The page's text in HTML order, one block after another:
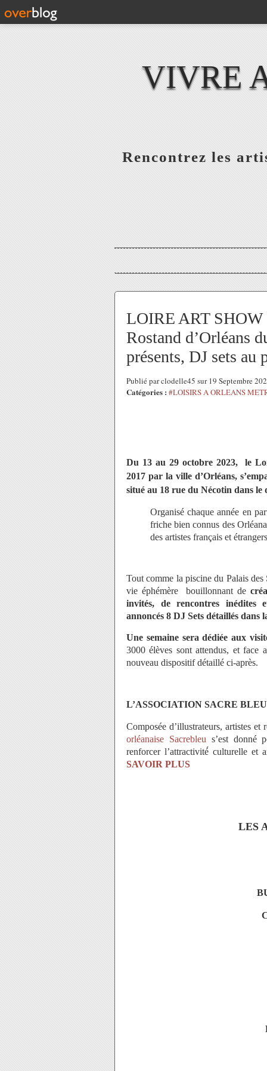
VIVRE
Rencontrez les
LOIRE ART SHOW
Rostand d’Orléans
présents, DJ sets au
Publié par clodelle45 sur 19 Septembre
Catégories : #LOISIRS A ORLEANS
Du 13 au 29 octobre 2023, le
2017 par la ville d’Orléans,
situé au 18 rue du Nécotin dans
Organisé chaque année en
friche bien connus des
des artistes français et
Tout comme la piscine du Palais
vie éphémère bouillonnant de
invités, de rencontres inédites
annoncés 8 DJ Sets détaillés dans
Une semaine sera dédiée aux
3000 élèves sont attendus, et face
nouveau dispositif détaillé ci-après.
L’ASSOCIATION SACRE BLEU
Composée d’illustrateurs, artistes
orléanaise Sacrebleu s’est donné
renforcer l’attractivité́ culturelle et
SAVOIR PLUS
LES